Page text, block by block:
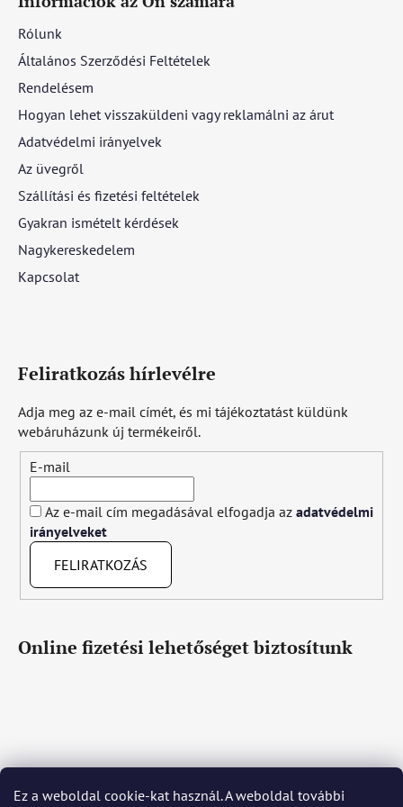
Ez a weboldal cookie-kat használ. A weboldal további
Rólunk
Általános Szerződési Feltételek
Rendelésem
Hogyan lehet visszaküldeni vagy reklamálni az árut
Adatvédelmi irányelvek
Az üvegről
Szállítási és fizetési feltételek
Gyakran ismételt kérdések
Nagykereskedelem
Kapcsolat
Feliratkozás hírlevélre
Adja meg az e-mail címét, és mi tájékoztatást küldünk
webáruházunk új termékeiről.
E-mail
Az e-mail cím megadásával elfogadja az adatvédelmi
irányelveket
FELIRATKOZÁS
Online fizetési lehetőséget biztosítunk
Čeština Slovenčina English Deutsch Magyar